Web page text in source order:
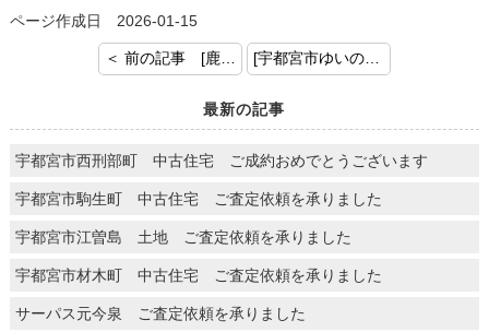
ページ作成日 2026-01-15
＜ 前の記事 [鹿沼市幸町２丁目 中古戸建て ご査定依頼を頂きました。] [宇都宮市ゆいの杜 中古戸建 ご契約おめでとうございます] 次の記事 ＞
最新の記事
宇都宮市西刑部町 中古住宅 ご成約おめでとうございます
宇都宮市駒生町 中古住宅 ご査定依頼を承りました
宇都宮市江曽島 土地 ご査定依頼を承りました
宇都宮市材木町 中古住宅 ご査定依頼を承りました
サーパス元今泉 ご査定依頼を承りました